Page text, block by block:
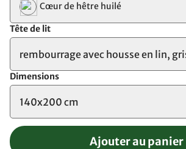
Cœur de hêtre huilé
Tête de lit
rembourrage avec housse en lin,
Dimensions
140x200 cm
Ajouter au panier